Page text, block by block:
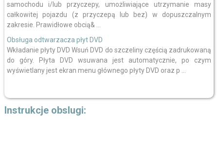
samochodu i/lub przyczepy, umożliwiające utrzymanie masy
całkowitej pojazdu (z przyczepą lub bez) w dopuszczalnym
zakresie. Prawidłowe obcią& ...
Obsługa odtwarzacza płyt DVD
Wkładanie płyty DVD Wsuń DVD do szczeliny częścią zadrukowaną
do góry. Płyta DVD wsuwana jest automatycznie, po czym
wyświetlany jest ekran menu głównego płyty DVD oraz p ...
Instrukcje obslugi: